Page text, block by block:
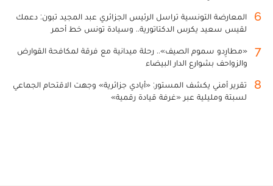
6
المعارضة التونسية تراسل الرئيس الجزائري عبد المجيد تبون: دعمك
لقيس سعيد يكرس الدكتاتورية.. وسيادة تونس خط أحمر
7
«مطارِدو سموم الصيف».. رحلة ميدانية مع فرقة لمكافحة القوارض
والزواحف بشوارع الدار البيضاء
8
تقرير أمني يكشف المستور: «أيادي جزائرية» وجهت الاقتحام الجماعي
لسبتة ومليلية عبر «غرفة قيادة رقمية»